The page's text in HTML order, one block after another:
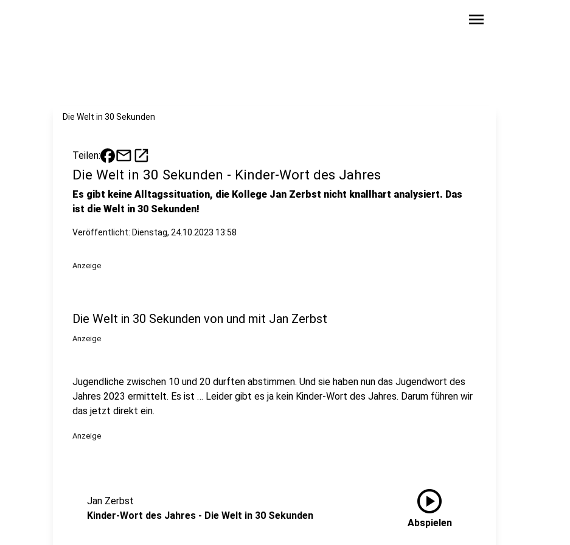
menu
Die Welt in 30 Sekunden
Teilen: mailopen_in_new
Die Welt in 30 Sekunden - Kinder-Wort des Jahres
Es gibt keine Alltagssituation, die Kollege Jan Zerbst nicht knallhart analysiert. Das
ist die Welt in 30 Sekunden!
Veröffentlicht: Dienstag, 24.10.2023 13:58
Anzeige
Die Welt in 30 Sekunden von und mit Jan Zerbst
Anzeige
Jugendliche zwischen 10 und 20 durften abstimmen. Und sie haben nun das Jugendwort des
Jahres 2023 ermittelt. Es ist … Leider gibt es ja kein Kinder-Wort des Jahres. Darum führen wir
das jetzt direkt ein.
Anzeige
Jan Zerbst
Kinder-Wort des Jahres - Die Welt in 30 Sekunden
play_circle
Abspielen